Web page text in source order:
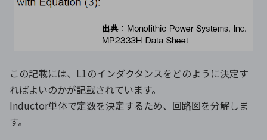
この記載には、L1のインダクタンスをどのように決定す
ればよいのかが記載されています。
Inductor単体で定数を決定するため、回路図を分解しま
す。